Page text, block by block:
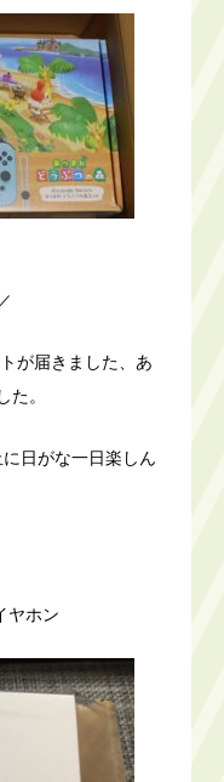
が届きました、あ
た。
日がな一日楽しん
ヤホン